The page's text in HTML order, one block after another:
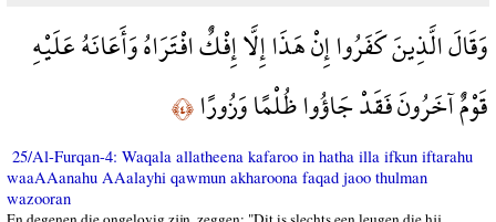
وَقَالَ الَّذِينَ كَفَرُوا إِنْ هَذَا إِلَّا إِفْكٌ افْتَرَاهُ وَأَعَانَهُ عَلَيْهِ
قَوْمٌ آخَرُونَ فَقَدْ جَاؤُوا ظُلْمًا وَزُورًا﴿٤﴾
25/Al-Furqan-4: Waqala allatheena kafaroo in hatha illa ifkun iftarahu
waaAAanahu AAalayhi qawmun akharoona faqad jaoo thulman
wazooran